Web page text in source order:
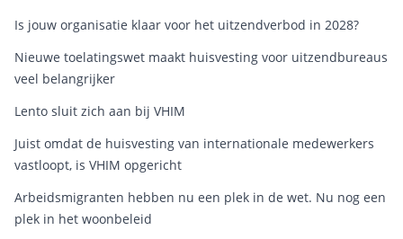
Is jouw organisatie klaar voor het uitzendverbod in 2028?
Nieuwe toelatingswet maakt huisvesting voor uitzendbureaus
veel belangrijker
Lento sluit zich aan bij VHIM
Juist omdat de huisvesting van internationale medewerkers
vastloopt, is VHIM opgericht
Arbeidsmigranten hebben nu een plek in de wet. Nu nog een
plek in het woonbeleid